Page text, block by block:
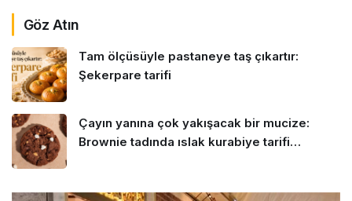
Göz Atın
Tam ölçüsüyle pastaneye taş çıkartır:
Şekerpare tarifi
Çayın yanına çok yakışacak bir mucize:
Brownie tadında ıslak kurabiye tarifi…